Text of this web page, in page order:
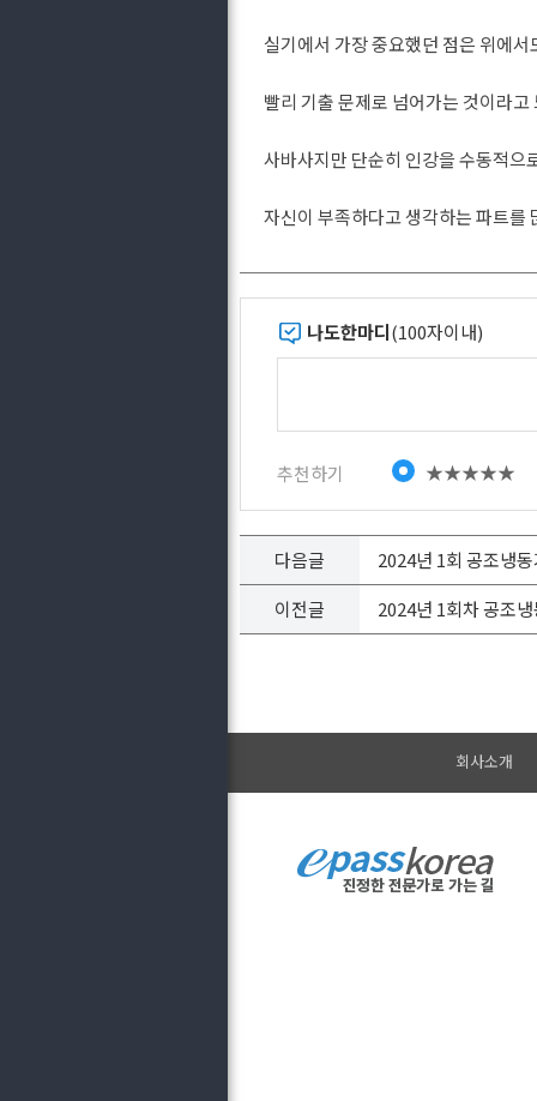
실기에서 가장 중요했던 점은 위에
빨리 기출 문제로 넘어가는 것이라고
사바사지만 단순히 인강을 수동적으
자신이 부족하다고 생각하는 파트를
나도한마디(100자이내)
추천하기 ★★★★★
다음글
2024년 1회 공조냉
이전글
2024년 1회차 공조
회사소개